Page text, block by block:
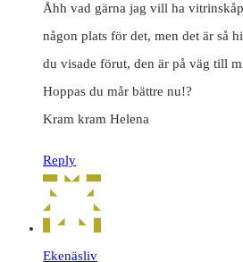
Åhh vad gärna jag vill ha
någon plats för det, men det är så
du visade förut, den är på väg till
Hoppas du mår bättre nu!?
Kram kram Helena
Reply
Ekenäsliv